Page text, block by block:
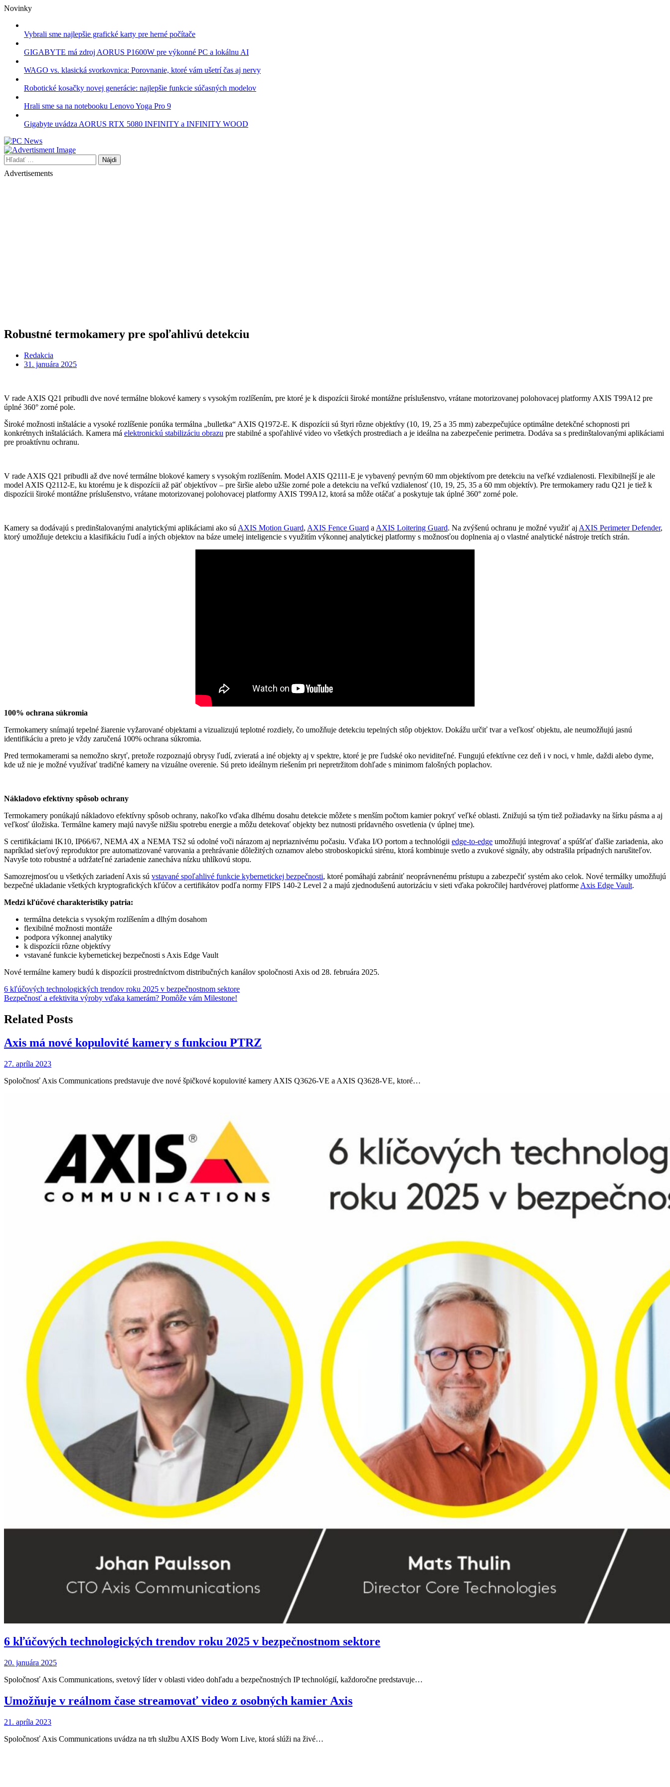
Skip
content
Novinky
Vybrali sme najlepšie grafické karty pre herné počítače
GIGABYTE má zdroj AORUS P1600W pre výkonné PC a lokálnu AI
WAGO vs. klasická svorkovnica: Porovnanie, ktoré vám ušetrí čas aj nervy
Robotické kosačky novej generácie: najlepšie funkcie súčasných modelov
Hrali sme sa na notebooku Lenovo Yoga Pro 9
Gigabyte uvádza AORUS RTX 5080 INFINITY a INFINITY WOOD
Hľadať:
Advertisements
Robustné termokamery pre spoľahlivú detekciu
Redakcia
31. januára 2025
V rade AXIS Q21 pribudli dve nové termálne blokové kamery s vysokým rozlíšením, pre ktoré je k dispozícii široké montážne príslušenstvo, vrátane motorizovanej polohovacej platformy AXIS T99A12 pre
úplné 360° zorné pole.
Široké možnosti inštalácie a vysoké rozlíšenie ponúka termálna „bulletka“ AXIS Q1972-E. K dispozícii sú štyri rôzne objektívy (10, 19, 25 a 35 mm) zabezpečujúce optimálne detekčné schopnosti pri
konkrétnych inštaláciách. Kamera má elektronickú stabilizáciu obrazu pre stabilné a spoľahlivé video vo všetkých prostrediach a je ideálna na zabezpečenie perimetra. Dodáva sa s predinštalovanými aplikáciami
pre proaktívnu ochranu.
V rade AXIS Q21 pribudli až dve nové termálne blokové kamery s vysokým rozlíšením. Model AXIS Q2111-E je vybavený pevným 60 mm objektívom pre detekciu na veľké vzdialenosti. Flexibilnejší je ale
model AXIS Q2112-E, ku ktorému je k dispozícii až päť objektívov – pre širšie alebo užšie zorné pole a detekciu na veľkú vzdialenosť (10, 19, 25, 35 a 60 mm objektív). Pre termokamery radu Q21 je tiež k
dispozícii široké montážne príslušenstvo, vrátane motorizovanej polohovacej platformy AXIS T99A12, ktorá sa môže otáčať a poskytuje tak úplné 360° zorné pole.
Kamery sa dodávajú s predinštalovanými analytickými aplikáciami ako sú AXIS Motion Guard, AXIS Fence Guard a AXIS Loitering Guard. Na zvýšenú ochranu je možné využiť aj AXIS Perimeter Defender,
ktorý umožňuje detekciu a klasifikáciu ľudí a iných objektov na báze umelej inteligencie s využitím výkonnej analytickej platformy s možnosťou doplnenia aj o vlastné analytické nástroje tretích strán.
100% ochrana súkromia
Termokamery snímajú tepelné žiarenie vyžarované objektami a vizualizujú teplotné rozdiely, čo umožňuje detekciu tepelných stôp objektov. Dokážu určiť tvar a veľkosť objektu, ale neumožňujú jasnú
identifikáciu a preto je vždy zaručená 100% ochrana súkromia.
Pred termokamerami sa nemožno skryť, pretože rozpoznajú obrysy ľudí, zvieratá a iné objekty aj v spektre, ktoré je pre ľudské oko neviditeľné. Fungujú efektívne cez deň i v noci, v hmle, daždi alebo dyme,
kde už nie je možné využívať tradičné kamery na vizuálne overenie. Sú preto ideálnym riešením pri nepretržitom dohľade s minimom falošných poplachov.
Nákladovo efektívny spôsob ochrany
Termokamery ponúkajú nákladovo efektívny spôsob ochrany, nakoľko vďaka dlhému dosahu detekcie môžete s menším počtom kamier pokryť veľké oblasti. Znižujú sa tým tiež požiadavky na šírku pásma a aj
veľkosť úložiska. Termálne kamery majú navyše nižšiu spotrebu energie a môžu detekovať objekty bez nutnosti prídavného osvetlenia (v úplnej tme).
S certifikáciami IK10, IP66/67, NEMA 4X a NEMA TS2 sú odolné voči nárazom aj nepriaznivému počasiu. Vďaka I/O portom a technológii edge-to-edge umožňujú integrovať a spúšťať ďalšie zariadenia, ako
napríklad sieťový reproduktor pre automatizované varovania a prehrávanie dôležitých oznamov alebo stroboskopickú sirénu, ktorá kombinuje svetlo a zvukové signály, aby odstrašila prípadných narušiteľov.
Navyše toto robustné a udržateľné zariadenie zanecháva nízku uhlíkovú stopu.
Samozrejmosťou u všetkých zariadení Axis sú vstavané spoľahlivé funkcie kybernetickej bezpečnosti, ktoré pomáhajú zabrániť neoprávnenému prístupu a zabezpečiť systém ako celok. Nové termálky umožňujú
bezpečné ukladanie všetkých kryptografických kľúčov a certifikátov podľa normy FIPS 140-2 Level 2 a majú zjednodušenú autorizáciu v sieti vďaka pokročilej hardvérovej platforme Axis Edge Vault.
Medzi kľúčové charakteristiky patria:
termálna detekcia s vysokým rozlíšením a dlhým dosahom
flexibilné možnosti montáže
podpora výkonnej analytiky
k dispozícii rôzne objektívy
vstavané funkcie kybernetickej bezpečnosti s Axis Edge Vault
Nové termálne kamery budú k dispozícii prostredníctvom distribučných kanálov spoločnosti Axis od 28. februára 2025.
Navigácia
v
článku
6 kľúčových technologických trendov roku 2025 v bezpečnostnom sektore
Bezpečnosť a efektivita výroby vďaka kamerám? Pomôže vám Milestone!
Related Posts
Axis má nové kopulovité kamery s funkciou PTRZ
27. apríla 2023
Spoločnosť Axis Communications predstavuje dve nové špičkové kopulovité kamery AXIS Q3626-VE a AXIS Q3628-VE, ktoré…
6 kľúčových technologických trendov roku 2025 v bezpečnostnom sektore
20. januára 2025
Spoločnosť Axis Communications, svetový líder v oblasti video dohľadu a bezpečnostných IP technológií, každoročne predstavuje…
Umožňuje v reálnom čase streamovať video z osobných kamier Axis
21. apríla 2023
Spoločnosť Axis Communications uvádza na trh službu AXIS Body Worn Live, ktorá slúži na živé…